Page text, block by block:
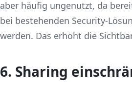
aber häufig ungenutzt, da
bei bestehenden
werden. Das erhöht die
6. Sharing